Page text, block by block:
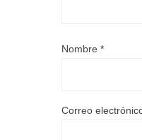
Nombre *
Correo